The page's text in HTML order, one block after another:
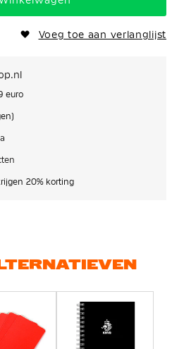
Voeg toe aan verlanglijst
euro
20% korting